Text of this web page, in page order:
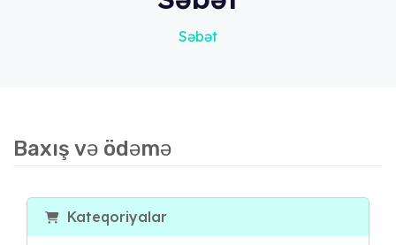
Səbət
Baxış və ödəmə
Kateqoriyalar